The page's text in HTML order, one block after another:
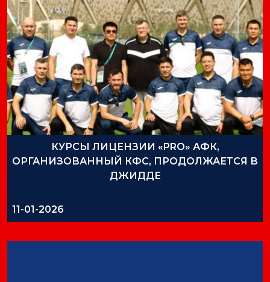
КУРСЫ ЛИЦЕНЗИИ «PRO» АФК,
ОРГАНИЗОВАННЫЙ КФС, ПРОДОЛЖАЕТСЯ В
ДЖИДДЕ
11-01-2026